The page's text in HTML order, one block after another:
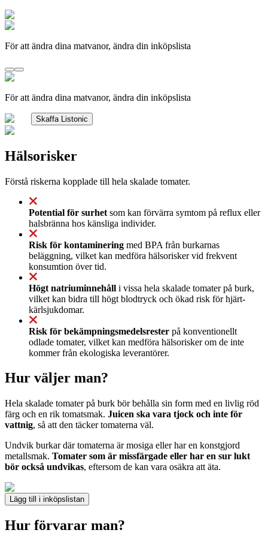
För att ändra dina matvanor, ändra din inköpslista
För att ändra dina matvanor, ändra din inköpslista
Skaffa Listonic
Hälsorisker
Förstå riskerna kopplade till hela skalade tomater.
Potential för surhet som kan förvärra symtom på reflux eller
halsbränna hos känsliga individer.
Risk för kontaminering med BPA från burkarnas
beläggning, vilket kan medföra hälsorisker vid frekvent
konsumtion över tid.
Högt natriuminnehåll i vissa hela skalade tomater på burk,
vilket kan bidra till högt blodtryck och ökad risk för hjärt-
kärlsjukdomar.
Risk för bekämpningsmedelsrester på konventionellt
odlade tomater, vilket kan medföra hälsorisker om de inte
kommer från ekologiska leverantörer.
Hur väljer man?
Hela skalade tomater på burk bör behålla sin form med en livlig röd
färg och en rik tomatsmak. Juicen ska vara tjock och inte för
vattnig, så att den täcker tomaterna väl.
Undvik burkar där tomaterna är mosiga eller har en konstgjord
metallsmak. Tomater som är missfärgade eller har en sur lukt
bör också undvikas, eftersom de kan vara osäkra att äta.
Lägg till i inköpslistan
Hur förvarar man?